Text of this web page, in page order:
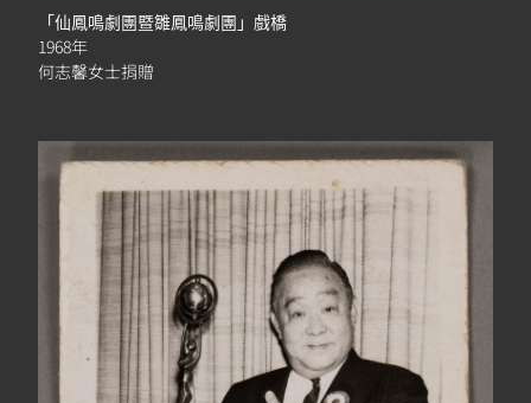
「仙鳳鳴劇團暨雛鳳鳴劇團」戲橋
1968年
何志馨女士捐贈